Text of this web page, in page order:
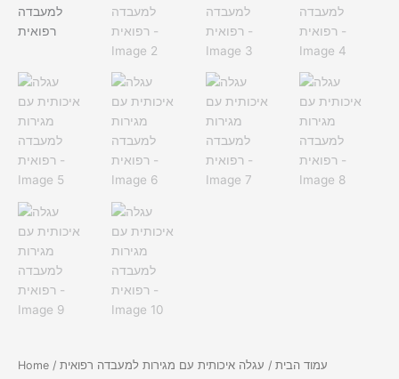
Home / עמוד הבית / עגלה איכותית עם מגירות למעבדה רפואית